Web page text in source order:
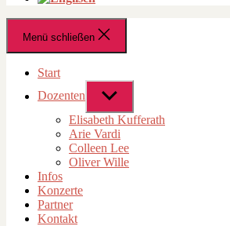
Menü schließen
Start
Dozenten
Untermenü
Elisabeth Kufferath
Arie Vardi
Colleen Lee
Oliver Wille
Infos
Konzerte
Partner
Kontakt